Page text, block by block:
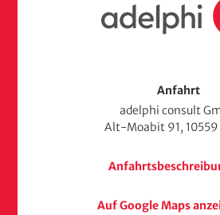
t
a
t
Anfahrt
adelphi consult
Alt-Moabit 91,
Auf Google Maps